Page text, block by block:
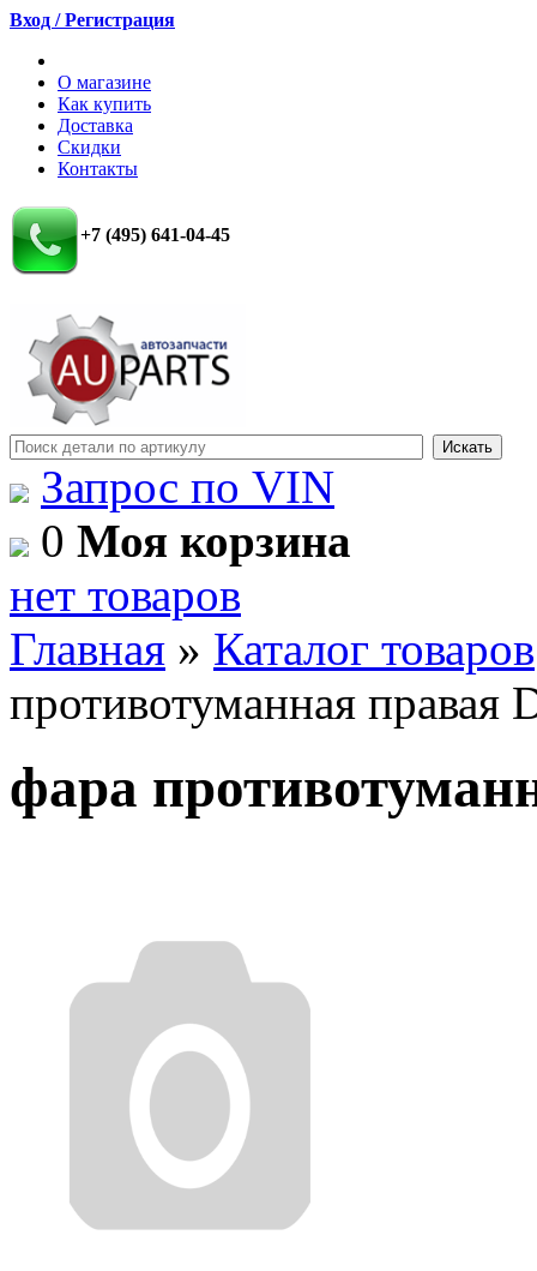
Вход / Регистрация
О магазине
Как купить
Доставка
Скидки
Контакты
+7 (495) 641-04-45
Запрос по VIN
0 Моя корзина
нет товаров
Главная » Каталог товаров
противотуманная правая
фара